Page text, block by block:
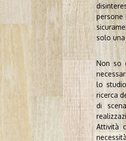
persone
solo una
Non so
lo
ricerca
di
Attività